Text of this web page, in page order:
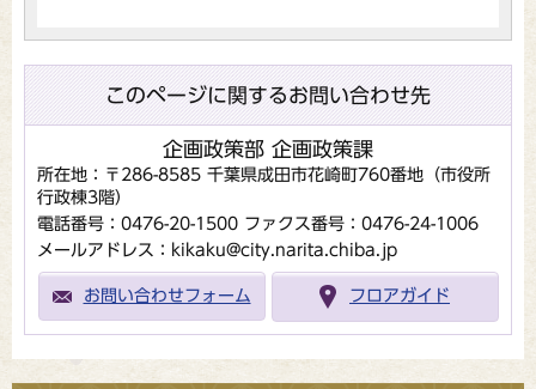
このページに関するお問い合わせ先
企画政策部 企画政策課
所在地：〒286-8585 千葉県成田市花崎町760番地（市役所
行政棟3階）
電話番号：0476-20-1500 ファクス番号：0476-24-1006
メールアドレス：kikaku@city.narita.chiba.jp
お問い合わせフォーム フロアガイド